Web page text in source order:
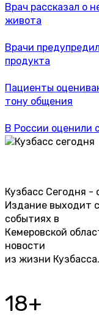
Врач рассказал о
живота
Врачи
продукта
Пациенты
тону общения
В России оценили
Кузбасс Сегодня -
Издание выходит
событиях в
Кемеровской
новости
из жизни Кузбасса.
18+